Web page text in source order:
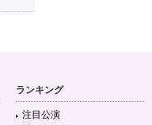
ランキング
注目公演